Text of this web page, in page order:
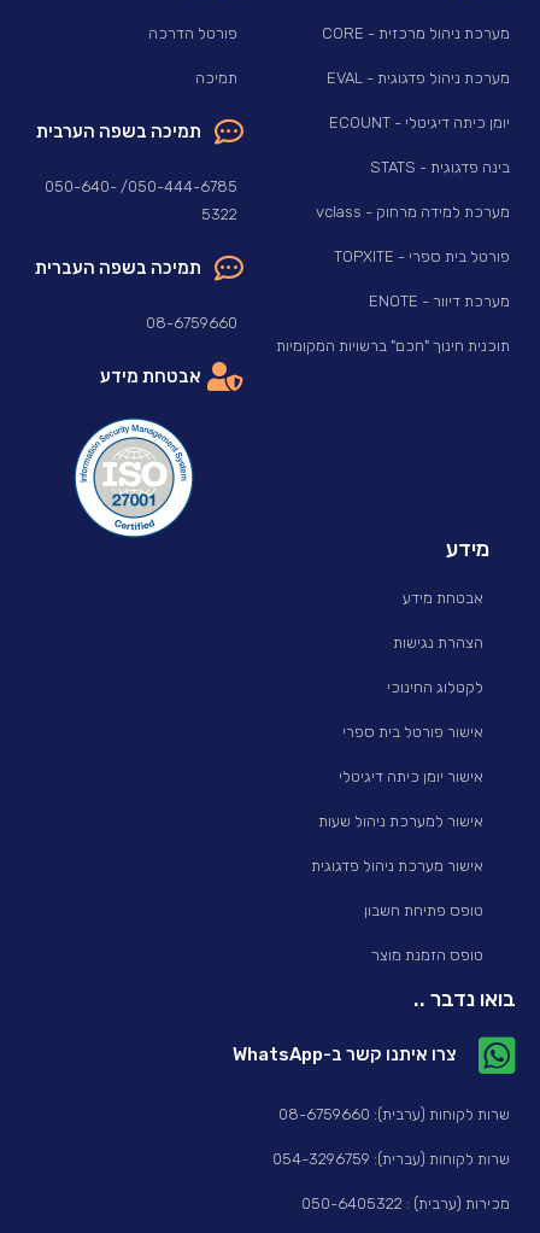
מערכת ניהול מרכזית - CORE
מערכת ניהול פדגוגית - EVAL
יומן כיתה דיגיטלי - ECOUNT
בינה פדגוגית - STATS
מערכת למידה מרחוק - vclass
פורטל בית ספרי - TOPXITE
מערכת דיוור - ENOTE
תוכנית חינוך "חכם" ברשויות המקומיות
פורטל הדרכה
תמיכה
תמיכה בשפה הערבית
050-444-6785/ 050-640-
5322
תמיכה בשפה העברית
08-6759660
אבטחת מידע
מידע
אבטחת מידע
הצהרת נגישות
לקטלוג החינוכי
אישור פורטל בית ספרי
אישור יומן כיתה דיגיטלי
אישור למערכת ניהול שעות
אישור מערכת ניהול פדגוגית
טופס פתיחת חשבון
טופס הזמנת מוצר
בואו נדבר ..
צרו איתנו קשר ב-WhatsApp
שרות לקוחות (ערבית): 08-6759660
שרות לקוחות (עברית): 054-3296759
מכירות (ערבית) : 050-6405322